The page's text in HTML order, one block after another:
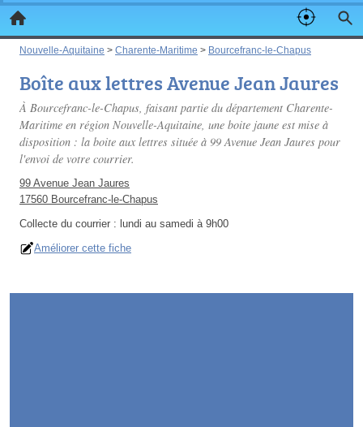
Nouvelle-Aquitaine > Charente-Maritime > Bourcefranc-le-Chapus
Boîte aux lettres Avenue Jean Jaures
À Bourcefranc-le-Chapus, faisant partie du département Charente-
Maritime en région Nouvelle-Aquitaine, une boite jaune est mise à
disposition : la boite aux lettres située à 99 Avenue Jean Jaures pour
l'envoi de votre courrier.
99 Avenue Jean Jaures
17560 Bourcefranc-le-Chapus
Collecte du courrier : lundi au samedi à 9h00
Améliorer cette fiche